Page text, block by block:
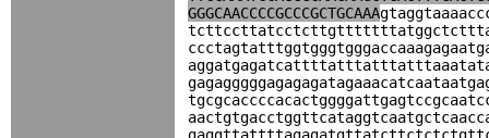
GGGCAACCCCGCCCGCTGCAAA